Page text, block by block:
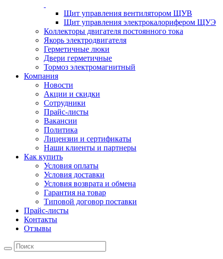
Щит управления вентилятором ЩУВ
Щит управления электрокалорифером ЩУЭ
Коллекторы двигателя постоянного тока
Якорь электродвигателя
Герметичные люки
Двери герметичные
Тормоз электромагнитный
Компания
Новости
Акции и скидки
Сотрудники
Прайс-листы
Вакансии
Политика
Лицензии и сертификаты
Наши клиенты и партнеры
Как купить
Условия оплаты
Условия доставки
Условия возврата и обмена
Гарантия на товар
Типовой договор поставки
Прайс-листы
Контакты
Отзывы